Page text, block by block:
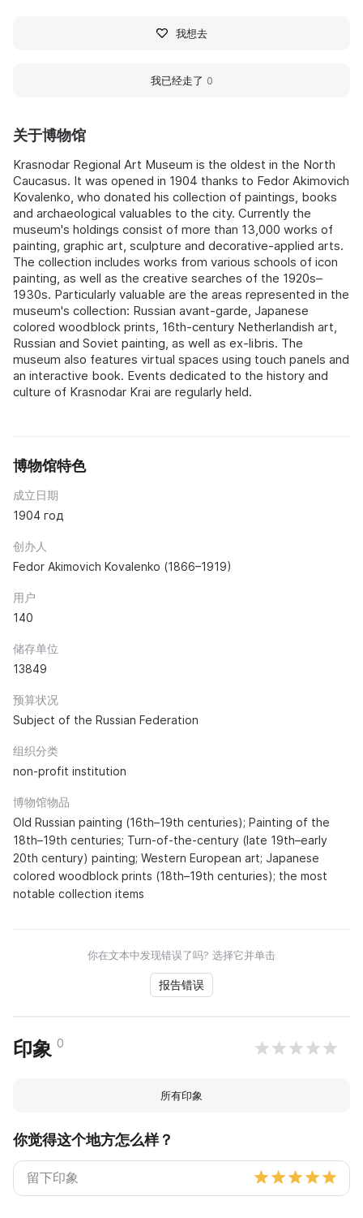
关于博物馆
Krasnodar Regional Art Museum is the oldest in the North
Caucasus. It was opened in 1904 thanks to Fedor Akimovich
Kovalenko, who donated his collection of paintings, books
and archaeological valuables to the city. Currently the
museum's holdings consist of more than 13,000 works of
painting, graphic art, sculpture and decorative-applied arts.
The collection includes works from various schools of icon
painting, as well as the creative searches of the 1920s–
1930s. Particularly valuable are the areas represented in the
museum's collection: Russian avant-garde, Japanese
colored woodblock prints, 16th-century Netherlandish art,
Russian and Soviet painting, as well as ex-libris. The
museum also features virtual spaces using touch panels and
an interactive book. Events dedicated to the history and
culture of Krasnodar Krai are regularly held.
博物馆特色
成立日期
1904 год
创办人
Fedor Akimovich Kovalenko (1866–1919)
用户
140
储存单位
13849
预算状况
Subject of the Russian Federation
组织分类
non-profit institution
博物馆物品
Old Russian painting (16th–19th centuries); Painting of the
18th–19th centuries; Turn-of-the-century (late 19th–early
20th century) painting; Western European art; Japanese
colored woodblock prints (18th–19th centuries); the most
notable collection items
你在文本中发现错误了吗? 选择它并单击
报告错误
印象 0
所有印象
你觉得这个地方怎么样？
我想去
我已经走了 0